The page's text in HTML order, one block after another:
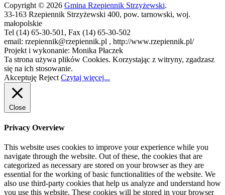
Copyright © 2026 Gmina Rzepiennik Strzyżewski.
33-163 Rzepiennik Strzyżewski 400, pow. tarnowski, woj.
małopolskie
Tel (14) 65-30-501, Fax (14) 65-30-502
email: rzepiennik@rzepiennik.pl , http://www.rzepiennik.pl/
Projekt i wykonanie: Monika Płaczek
Ta strona używa plików Cookies. Korzystając z witryny, zgadzasz
się na ich stosowanie.
Akceptuję Reject Czytaj więcej...
Close
Privacy Overview
This website uses cookies to improve your experience while you
navigate through the website. Out of these, the cookies that are
categorized as necessary are stored on your browser as they are
essential for the working of basic functionalities of the website. We
also use third-party cookies that help us analyze and understand how
you use this website. These cookies will be stored in your browser